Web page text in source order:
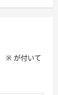
※ が付いて